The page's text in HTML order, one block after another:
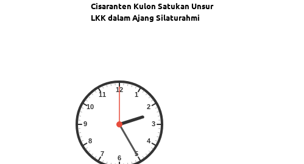
Cisaranten Kulon Satukan Unsur
LKK dalam Ajang Silaturahmi